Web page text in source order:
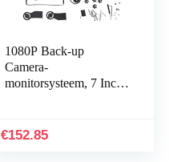
1080P Back-up
Camera-
monitorsysteem, 7 Inch
camerakit, IP69
€152.85